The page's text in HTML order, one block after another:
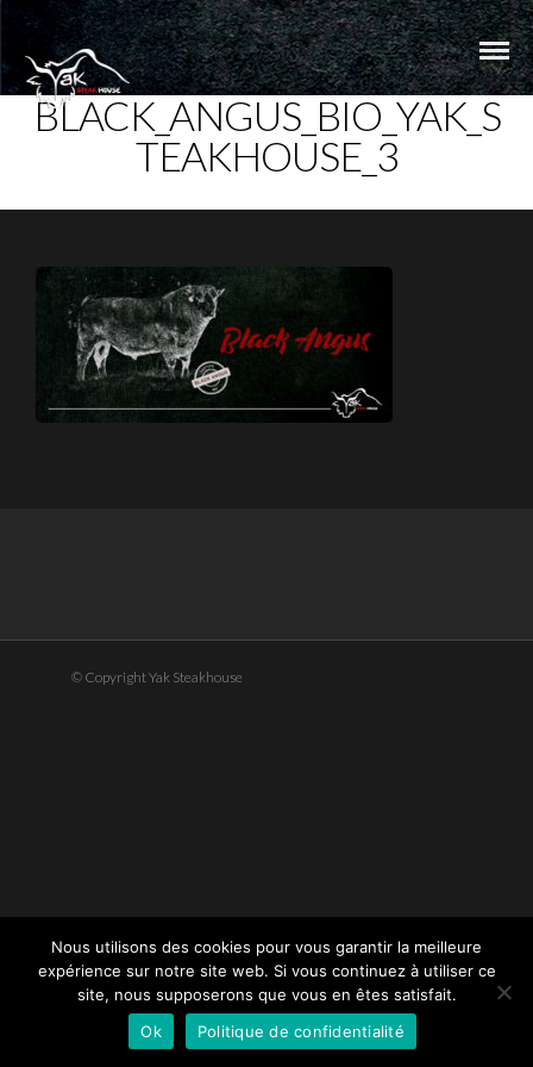
BLACK_ANGUS_BIO_YAK_S
TEAKHOUSE_3
© Copyright Yak Steakhouse
Nous utilisons des cookies pour vous garantir la meilleure
expérience sur notre site web. Si vous continuez à utiliser ce
site, nous supposerons que vous en êtes satisfait.
Ok
Politique de confidentialité